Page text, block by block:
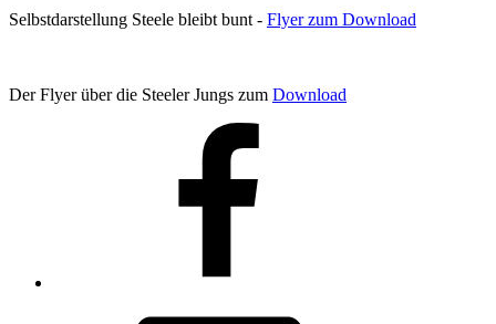
Selbstdarstellung Steele bleibt bunt - Flyer zum Download
Der Flyer über die Steeler Jungs zum Download